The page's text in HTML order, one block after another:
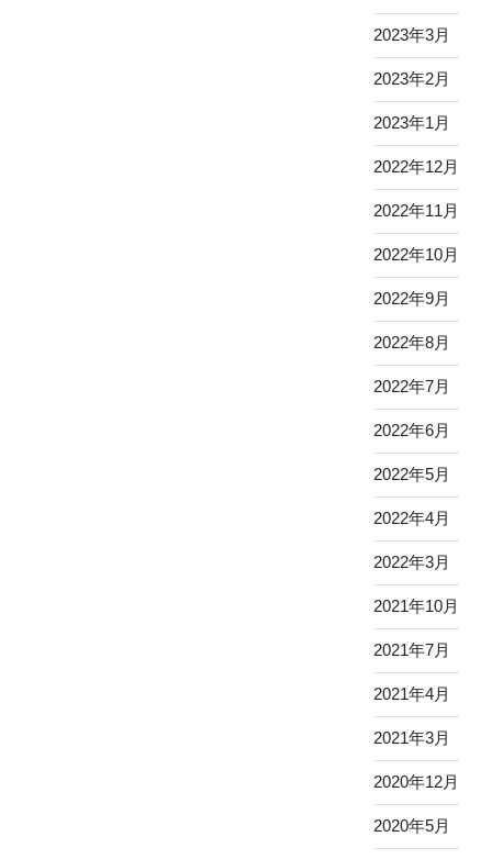
2023年3月
2023年2月
2023年1月
2022年12月
2022年11月
2022年10月
2022年9月
2022年8月
2022年7月
2022年6月
2022年5月
2022年4月
2022年3月
2021年10月
2021年7月
2021年4月
2021年3月
2020年12月
2020年5月